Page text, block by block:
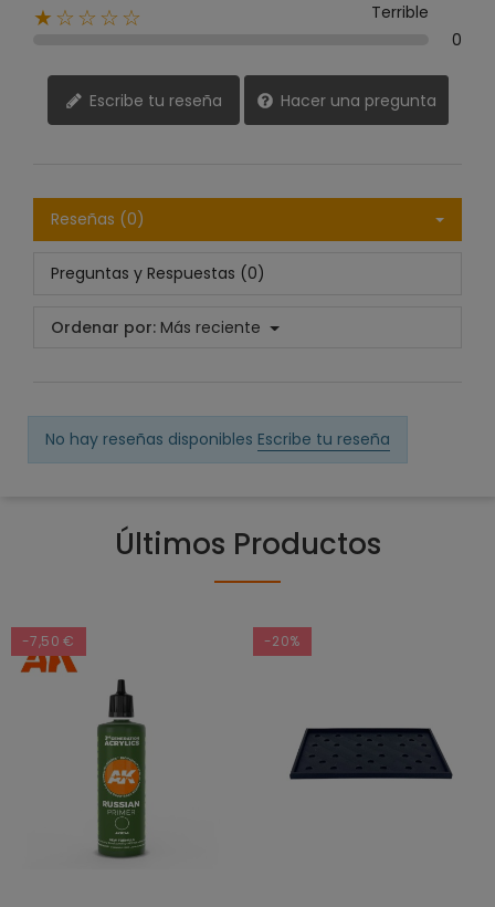
★☆☆☆☆
Terrible
0
Escribe tu reseña Hacer una pregunta
Reseñas (0)
Preguntas y Respuestas (0)
Ordenar por: Más reciente
No hay reseñas disponibles Escribe tu reseña
Últimos Productos
-7,50 € -20%